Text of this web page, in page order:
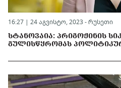
16:27 | 24 აგვისტო, 2023 - რუსეთი
ᲡᲢᲐᲜᲝᲕᲐᲘᲐ: ᲞᲠᲘᲒᲝᲟᲘᲜᲘᲡ
ᲒᲣᲚᲘᲡᲬᲧᲠᲝᲛᲐᲡ